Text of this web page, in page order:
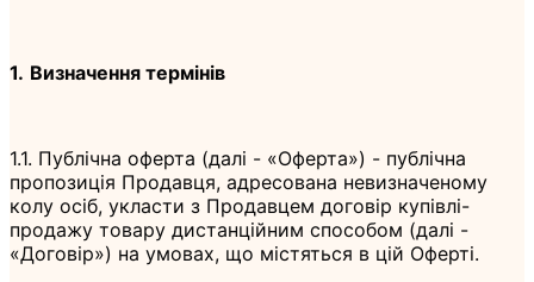
1. Визначення термінів
1.1. Публічна оферта (далі - «Оферта») - публічна
пропозиція Продавця, адресована невизначеному
колу осіб, укласти з Продавцем договір купівлі-
продажу товару дистанційним способом (далі -
«Договір») на умовах, що містяться в цій Оферті.